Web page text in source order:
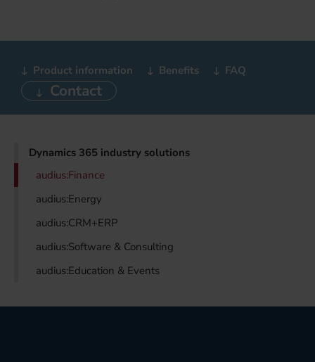
Product information Benefits FAQ
Contact
Dynamics 365 industry solutions
audius:Finance
audius:Energy
audius:CRM+ERP
audius:Software & Consulting
audius:Education & Events